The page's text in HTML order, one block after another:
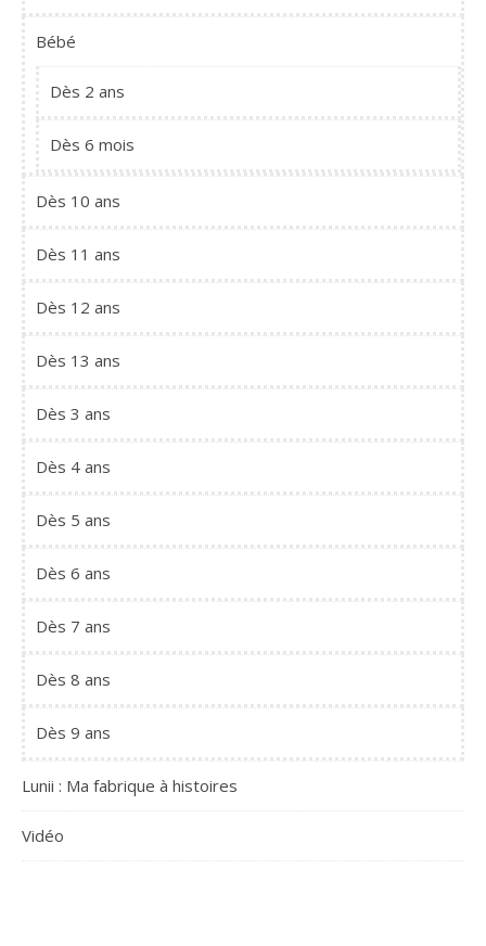
Bébé
Dès 2 ans
Dès 6 mois
Dès 10 ans
Dès 11 ans
Dès 12 ans
Dès 13 ans
Dès 3 ans
Dès 4 ans
Dès 5 ans
Dès 6 ans
Dès 7 ans
Dès 8 ans
Dès 9 ans
Lunii : Ma fabrique à histoires
Vidéo